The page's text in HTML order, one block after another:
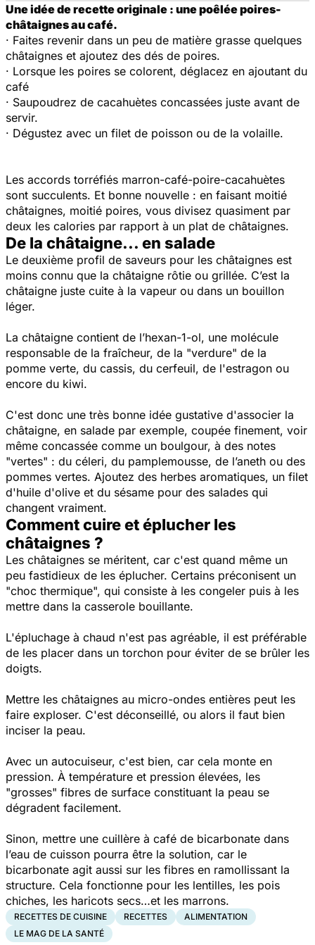
Une idée de recette originale : une poêlée poires-
châtaignes au café.
· Faites revenir dans un peu de matière grasse quelques
châtaignes et ajoutez des dés de poires.
· Lorsque les poires se colorent, déglacez en ajoutant du
café
· Saupoudrez de cacahuètes concassées juste avant de
servir.
· Dégustez avec un filet de poisson ou de la volaille.
Les accords torréfiés marron-café-poire-cacahuètes
sont succulents. Et bonne nouvelle : en faisant moitié
châtaignes, moitié poires, vous divisez quasiment par
deux les calories par rapport à un plat de châtaignes.
De la châtaigne... en salade
Le deuxième profil de saveurs pour les châtaignes est
moins connu que la châtaigne rôtie ou grillée. C’est la
châtaigne juste cuite à la vapeur ou dans un bouillon
léger.
La châtaigne contient de l’hexan-1-ol, une molécule
responsable de la fraîcheur, de la "verdure" de la
pomme verte, du cassis, du cerfeuil, de l'estragon ou
encore du kiwi.
C'est donc une très bonne idée gustative d'associer la
châtaigne, en salade par exemple, coupée finement, voir
même concassée comme un boulgour, à des notes
"vertes" : du céleri, du pamplemousse, de l’aneth ou des
pommes vertes. Ajoutez des herbes aromatiques, un filet
d'huile d'olive et du sésame pour des salades qui
changent vraiment.
Comment cuire et éplucher les
châtaignes ?
Les châtaignes se méritent, car c'est quand même un
peu fastidieux de les éplucher. Certains préconisent un
"choc thermique", qui consiste à les congeler puis à les
mettre dans la casserole bouillante.
L'épluchage à chaud n'est pas agréable, il est préférable
de les placer dans un torchon pour éviter de se brûler les
doigts.
Mettre les châtaignes au micro-ondes entières peut les
faire exploser. C'est déconseillé, ou alors il faut bien
inciser la peau.
Avec un autocuiseur, c'est bien, car cela monte en
pression. À température et pression élevées, les
"grosses" fibres de surface constituant la peau se
dégradent facilement.
Sinon, mettre une cuillère à café de bicarbonate dans
l’eau de cuisson pourra être la solution, car le
bicarbonate agit aussi sur les fibres en ramollissant la
structure. Cela fonctionne pour les lentilles, les pois
chiches, les haricots secs…et les marrons.
RECETTES DE CUISINE RECETTES
ALIMENTATION
LE MAG DE LA SANTÉ